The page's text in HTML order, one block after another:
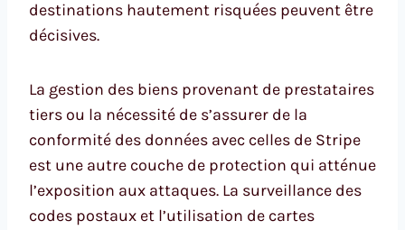
destinations hautement risquées peuvent être
décisives.
La gestion des biens provenant de prestataires
tiers ou la nécessité de s’assurer de la
conformité des données avec celles de Stripe
est une autre couche de protection qui atténue
l’exposition aux attaques. La surveillance des
codes postaux et l’utilisation de cartes